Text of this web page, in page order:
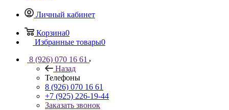
Личный кабинет
Корзина0
Избранные товары0
8 (926) 070 16 61
Назад
Телефоны
8 (926) 070 16 61
+7 (925) 226-19-44
Заказать звонок